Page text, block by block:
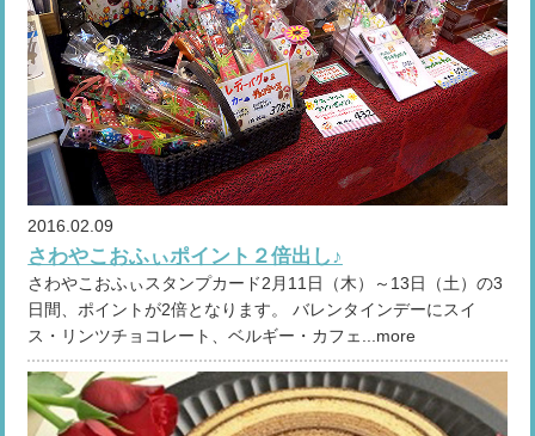
2016.02.09
さわやこおふぃポイント２倍出し♪
さわやこおふぃスタンプカード2月11日（木）～13日（土）の3
日間、ポイントが2倍となります。 バレンタインデーにスイ
ス・リンツチョコレート、ベルギー・カフェ...more